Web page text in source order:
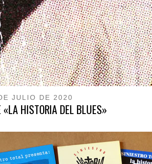
JULIO DE 2020
HISTORIA DEL BLUES»